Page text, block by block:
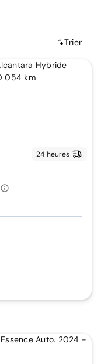
Trier
24 heures